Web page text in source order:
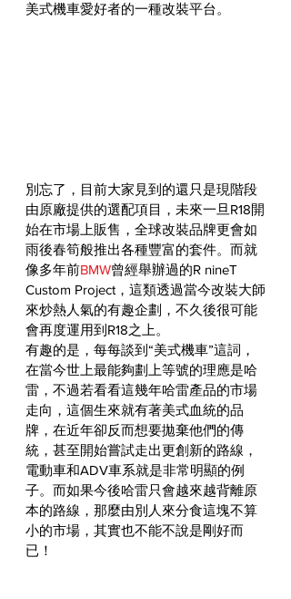
美式機車愛好者的一種改裝平台。
別忘了，目前大家見到的還只是現階段
由原廠提供的選配項目，未來一旦R18開
始在市場上販售，全球改裝品牌更會如
雨後春筍般推出各種豐富的套件。而就
像多年前BMW曾經舉辦過的R nineT
Custom Project，這類透過當今改裝大師
來炒熱人氣的有趣企劃，不久後很可能
會再度運用到R18之上。
有趣的是，每每談到“美式機車”這詞，
在當今世上最能夠劃上等號的理應是哈
雷，不過若看看這幾年哈雷產品的市場
走向，這個生來就有著美式血統的品
牌，在近年卻反而想要拋棄他們的傳
統，甚至開始嘗試走出更創新的路線，
電動車和ADV車系就是非常明顯的例
子。而如果今後哈雷只會越來越背離原
本的路線，那麼由別人來分食這塊不算
小的市場，其實也不能不說是剛好而
已！